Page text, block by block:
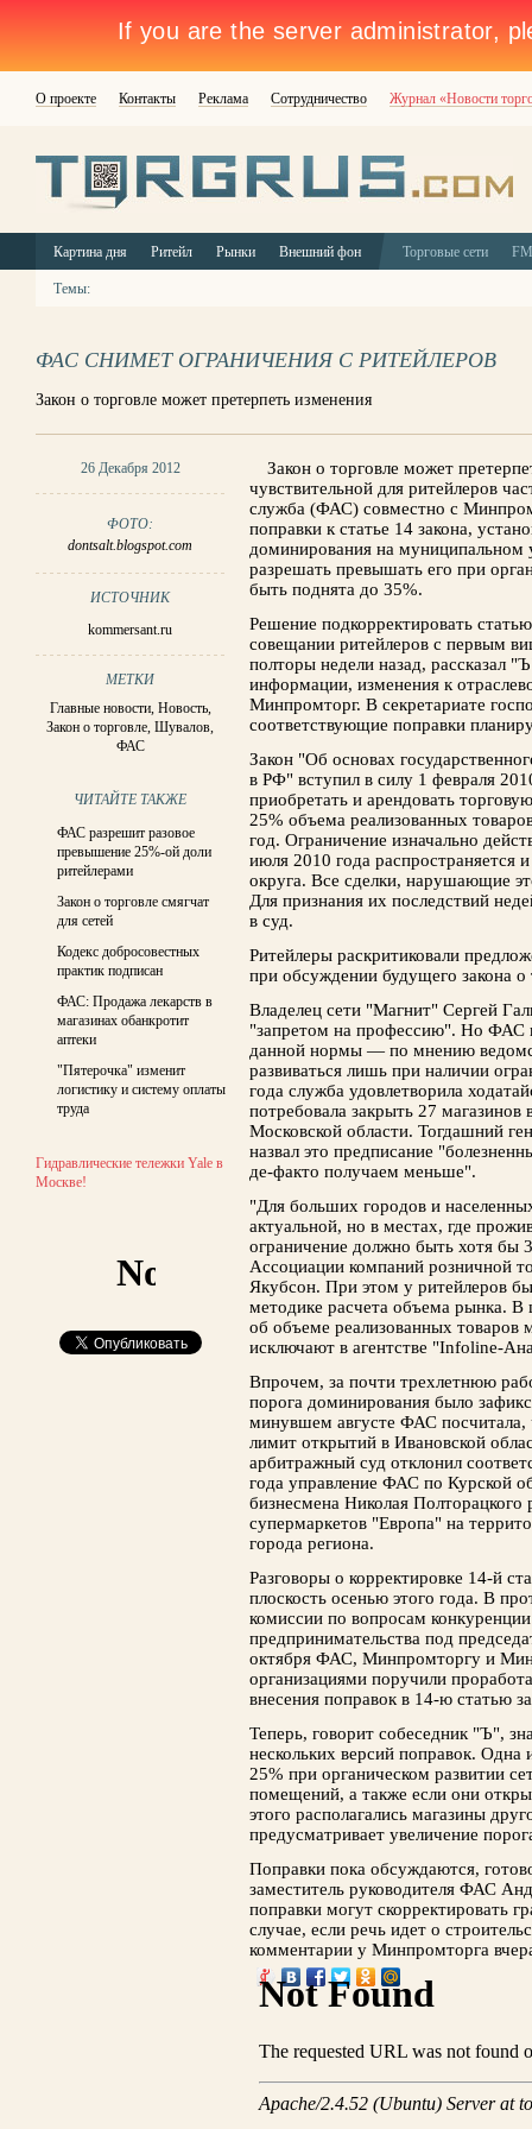
О проекте Контакты Реклама Сотрудничество Журнал «Новости
Картина дня Ритейл Рынки Внешний фон Торговые сети
Темы:
ФАС СНИМЕТ ОГРАНИЧЕНИЯ С РИТЕЙЛЕРОВ
Закон о торговле может претерпеть изменения
26 Декабря 2012
ФОТО:
dontsalt.blogspot.com
ИСТОЧНИК
kommersant.ru
МЕТКИ
Главные новости, Новость,
Закон о торговле,Шувалов,
ФАС
ЧИТАЙТЕ ТАКЖЕ
ФАС разрешит разовое
превышение 25%-ой доли
ритейлерами
Закон о торговле смягчат
для сетей
Кодекс добросовестных
практик подписан
ФАС: Продажа лекарств в
магазинах обанкротит
аптеки
"Пятерочка" изменит
логистику и систему оплаты
труда
Гидравлические тележки Yale в
Москве!
Закон о торговле может
чувствительной для ритейлеров
служба (ФАС) совместно с
поправки к статье 14 закона,
доминирования на муниципальном
разрешать превышать его при
быть поднята до 35%.
Решение подкорректировать
совещании ритейлеров с первым
полторы недели назад, рассказал
информации, изменения к
Минпромторг. В секретариате
соответствующие поправки
Закон "Об основах
в РФ" вступил в силу 1 февраля
приобретать и арендовать
25% объема реализованных
год. Ограничение изначально
июля 2010 года распространяется
округа. Все сделки, нарушающие
Для признания их последствий
в суд.
Ритейлеры раскритиковали
при обсуждении будущего закона о
Владелец сети "Магнит" Сергей
"запретом на профессию". Но ФАС
данной нормы — по мнению
развиваться лишь при наличии
года служба удовлетворила
потребовала закрыть 27
Московской области. Тогдашний
назвал это предписание
де-факто получаем меньше".
"Для больших городов и
актуальной, но в местах, где
ограничение должно быть хотя бы
Ассоциации компаний розничной
Якубсон. При этом у ритейлеров
методике расчета объема рынка. В
об объеме реализованных
исключают в агентстве "Infoline-
Впрочем, за почти трехлетнюю
порога доминирования было
минувшем августе ФАС
лимит открытий в Ивановской
арбитражный суд отклонил
года управление ФАС по Курской
бизнесмена Николая
супермаркетов "Европа" на
города региона.
Разговоры о корректировке 14-й
плоскость осенью этого года. В
комиссии по вопросам
предпринимательства под
октября ФАС, Минпромторгу и
организациями поручили
внесения поправок в 14-ю статью
Теперь, говорит собеседник "Ъ",
нескольких версий поправок.
25% при органическом развитии
помещений, а также если они
этого располагались магазины
предусматривает увеличение
Поправки пока обсуждаются,
заместитель руководителя ФАС
поправки могут скорректировать
случае, если речь идет о
комментарии у Минпромторга